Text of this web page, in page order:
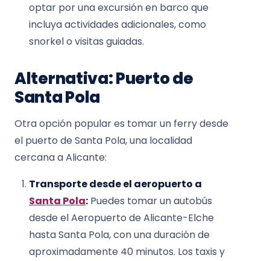
optar por una excursión en barco que
incluya actividades adicionales, como
snorkel o visitas guiadas.
Alternativa: Puerto de
Santa Pola
Otra opción popular es tomar un ferry desde
el puerto de Santa Pola, una localidad
cercana a Alicante:
Transporte desde el aeropuerto a
Santa Pola: Puedes tomar un autobús
desde el Aeropuerto de Alicante-Elche
hasta Santa Pola, con una duración de
aproximadamente 40 minutos. Los taxis y